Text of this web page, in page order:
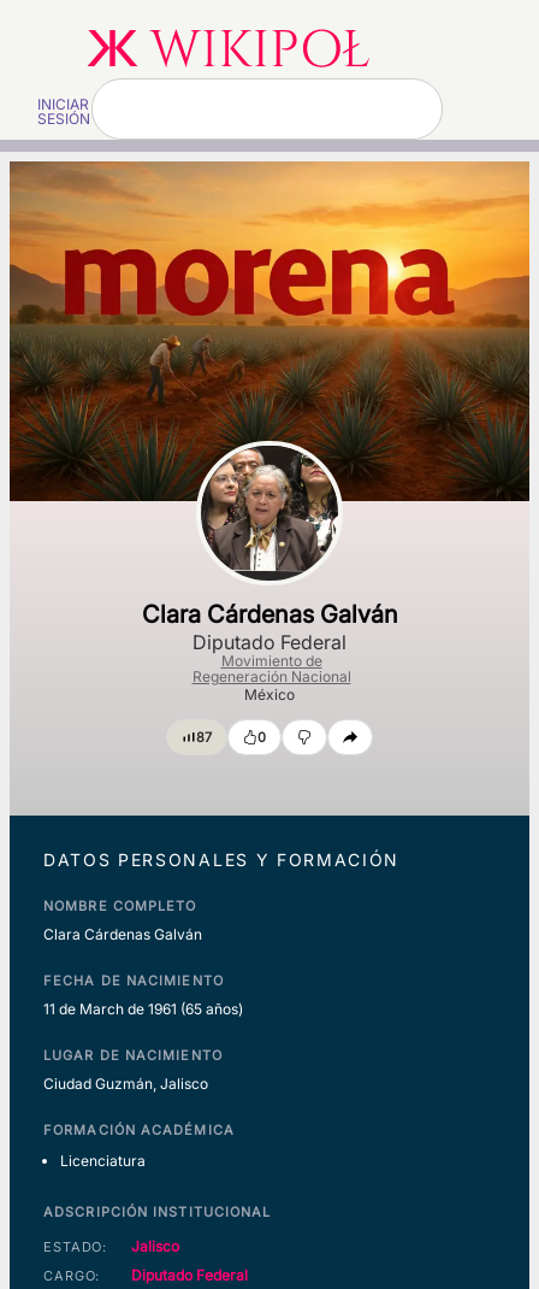
INICIAR
SESIÓN
Clara Cárdenas Galván
Diputado Federal
Movimiento de
Regeneración Nacional
México
87 0
DATOS PERSONALES Y FORMACIÓN
NOMBRE COMPLETO
Clara Cárdenas Galván
FECHA DE NACIMIENTO
11 de March de 1961 (65 años)
LUGAR DE NACIMIENTO
Ciudad Guzmán, Jalisco
FORMACIÓN ACADÉMICA
Licenciatura
ADSCRIPCIÓN INSTITUCIONAL
ESTADO: Jalisco
CARGO: Diputado Federal